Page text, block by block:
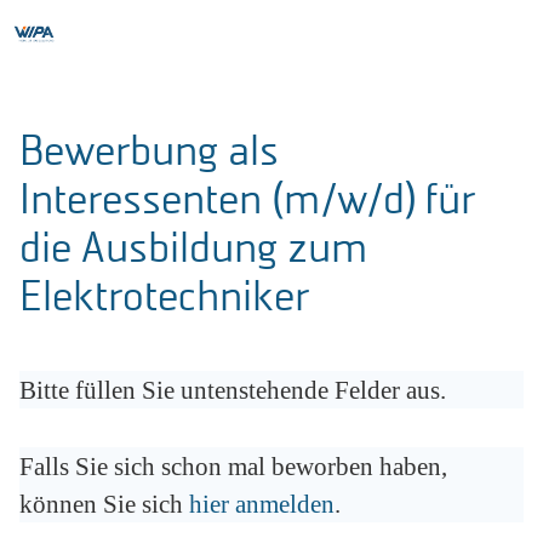
Bewerbung als
Interessenten (m/w/d) für
die Ausbildung zum
Elektrotechniker
Bitte füllen Sie untenstehende Felder aus.
Falls Sie sich schon mal beworben haben,
können Sie sich hier anmelden.